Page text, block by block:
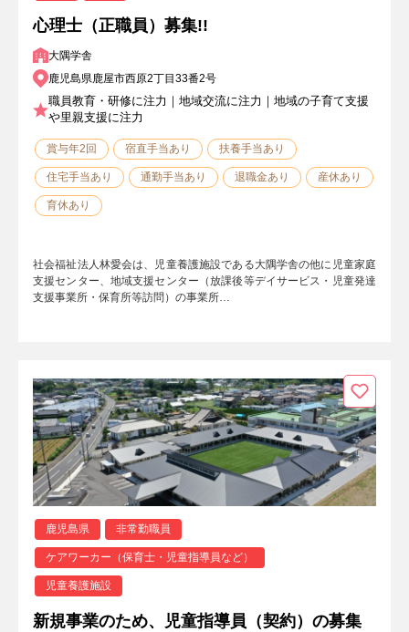
心理士（正職員）募集!!
大隅学舎
鹿児島県鹿屋市西原2丁目33番2号
職員教育・研修に注力｜地域交流に注力｜地域の子育て支援
や里親支援に注力
賞与年2回 宿直手当あり 扶養手当あり
住宅手当あり 通勤手当あり 退職金あり 産休あり
育休あり
社会福祉法人林愛会は、児童養護施設である大隅学舎の他に児童家庭
支援センター、地域支援センター（放課後等デイサービス・児童発達
支援事業所・保育所等訪問）の事業所…
鹿児島県 非常勤職員
ケアワーカー（保育士・児童指導員など）
児童養護施設
新規事業のため、児童指導員（契約）の募集